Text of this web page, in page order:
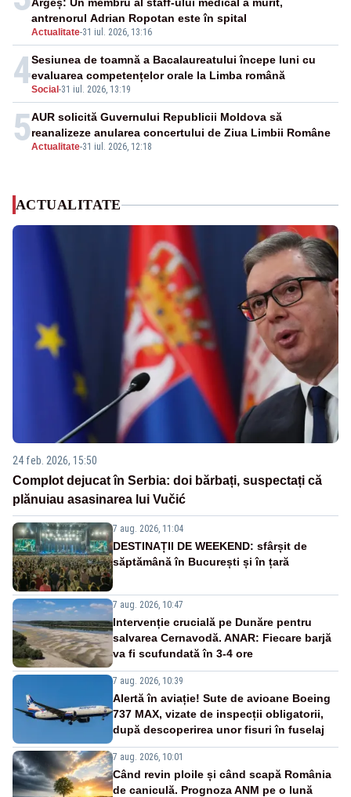
Actualitate-31 iul. 2026, 13:16
antrenorul Adrian Ropotan este în spital
4Social -31 iul. 2026, 13:19
Sesiunea de toamnă a Bacalaureatului începe luni cu
evaluarea competențelor orale la Limba română
5Actualitate-31 iul. 2026, 12:18
AUR solicită Guvernului Republicii Moldova să
reanalizeze anularea concertului de Ziua Limbii Române
ACTUALITATE
24 feb. 2026, 15:50
Complot dejucat în Serbia: doi bărbați, suspectați că
plănuiau asasinarea lui Vučić
7 aug. 2026, 11:04
DESTINAȚII DE WEEKEND: sfârșit de
săptămână în București și în țară
7 aug. 2026, 10:47
Intervenție crucială pe Dunăre pentru
salvarea Cernavodă. ANAR: Fiecare barjă
va fi scufundată în 3-4 ore
7 aug. 2026, 10:39
Alertă în aviație! Sute de avioane Boeing
737 MAX, vizate de inspecții obligatorii,
după descoperirea unor fisuri în fuselaj
7 aug. 2026, 10:01
Când revin ploile și când scapă România
de caniculă. Prognoza ANM pe o lună